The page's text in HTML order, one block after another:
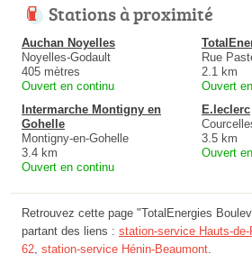
Stations à proximité
Auchan Noyelles
Noyelles-Godault
405 mètres
Ouvert en continu
Rue
2.1 km
Ouvert
Intermarche Montigny en
Gohelle
Montigny-en-Gohelle
3.4 km
Ouvert en continu
E.leclerc
3.5 km
Ouvert
Retrouvez cette page "TotalEnergies
partant des liens : station-service Hauts-de-
62, station-service Hénin-Beaumont.